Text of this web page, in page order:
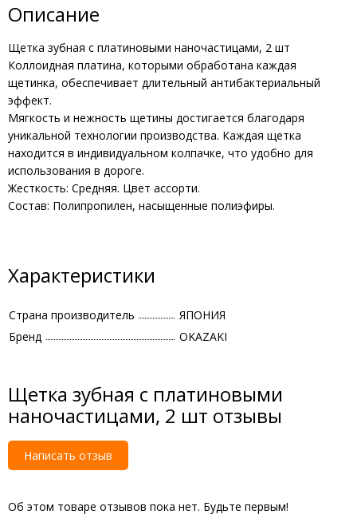
Описание
Щетка зубная с платиновыми наночастицами, 2 шт
Коллоидная платина, которыми обработана каждая
щетинка, обеспечивает длительный антибактериальный
эффект.
Мягкость и нежность щетины достигается благодаря
уникальной технологии производства. Каждая щетка
находится в индивидуальном колпачке, что удобно для
использования в дороге.
Жесткость: Средняя. Цвет ассорти.
Состав: Полипропилен, насыщенные полиэфиры.
Характеристики
Страна производитель
ЯПОНИЯ
Бренд
OKAZAKI
Щетка зубная с платиновыми
наночастицами, 2 шт отзывы
Написать отзыв
Об этом товаре отзывов пока нет. Будьте первым!